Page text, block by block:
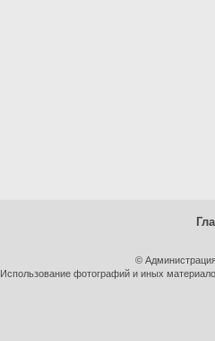
©
Использование фотографий и иных